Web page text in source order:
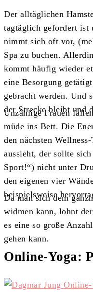
Der alltäglichen
tagtäglich gefordert ist
nimmt sich oft vor,
Spa zu buchen.
kommt häufig wieder
eine Besorgung
gebracht werden. Und
der Strecke bleibt und
Unzählige Frauen
müde ins Bett. Die
den nächsten
aussieht, der sollte
Sport!“) nicht unter
den eigenen vier
beispielsweise
Da man sich dem
widmen kann, lohnt
es eine so große
gehen kann.
Online-Yoga: